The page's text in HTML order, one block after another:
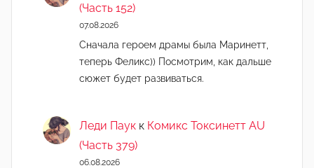
(Часть 152)
07.08.2026
Сначала героем драмы была Маринетт,
теперь Феликс)) Посмотрим, как дальше
сюжет будет развиваться.
Леди Паук к Комикс Токсинетт AU
(Часть 379)
06.08.2026